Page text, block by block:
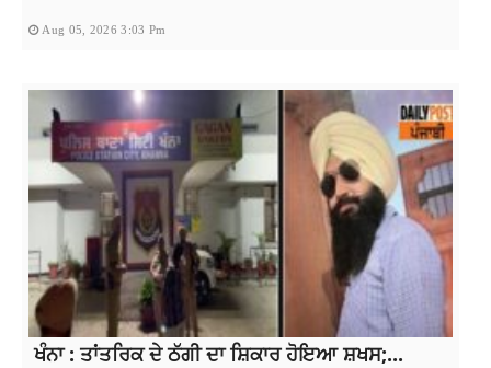
Aug 05, 2026 3:03 Pm
ਖੰਨਾ : ਤਾਂਤਰਿਕ ਦੇ ਠੱਗੀ ਦਾ ਸ਼ਿਕਾਰ ਹੋਇਆ ਸ਼ਖਸ;...